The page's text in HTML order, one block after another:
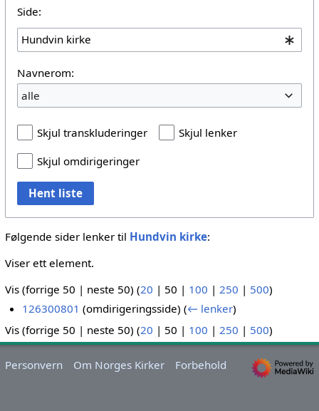
Side:
Navnerom:
alle
Skjul transkluderinger
Skjul lenker
Skjul omdirigeringer
Hent liste
Følgende sider lenker til Hundvin kirke:
Viser ett element.
Vis (forrige 50 | neste 50) (20 | 50 | 100 | 250 | 500)
126300801 (omdirigeringsside)(← lenker)
Vis (forrige 50 | neste 50) (20 | 50 | 100 | 250 | 500)
Personvern Om Norges Kirker Forbehold